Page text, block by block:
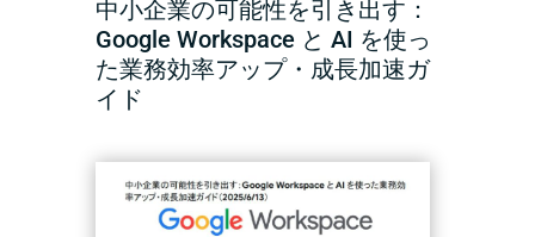
中小企業の可能性を引き出す：
Google Workspace と AI を使っ
た業務効率アップ・成長加速ガ
イド